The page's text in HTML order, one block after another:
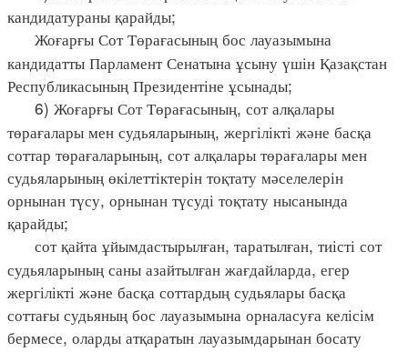
кандидатураны қарайды;
Жоғарғы Сот Төрағасының бос лауазымына
кандидатты Парламент Сенатына ұсыну үшін Қазақстан
Республикасының Президентіне ұсынады;
6) Жоғарғы Сот Төрағасының, сот алқалары
төрағалары мен судьяларының, жергілікті және басқа
соттар төрағаларының, сот алқалары төрағалары мен
судьяларының өкілеттіктерін тоқтату мәселелерін
орнынан түсу, орнынан түсуді тоқтату нысанында
қарайды;
сот қайта ұйымдастырылған, таратылған, тиісті сот
судьяларының саны азайтылған жағдайларда, егер
жергілікті және басқа соттардың судьялары басқа
соттағы судьяның бос лауазымына орналасуға келісім
бермесе, оларды атқаратын лауазымдарынан босату